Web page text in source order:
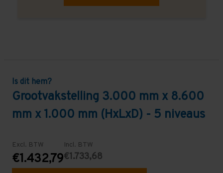
Is dit hem?
Grootvakstelling 3.000 mm x 8.600
mm x 1.000 mm (HxLxD) - 5 niveaus
Excl. BTW
€1.432,79
Incl. BTW
€1.733,68